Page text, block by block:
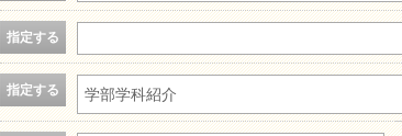
指定する
指定する 学部学科紹介